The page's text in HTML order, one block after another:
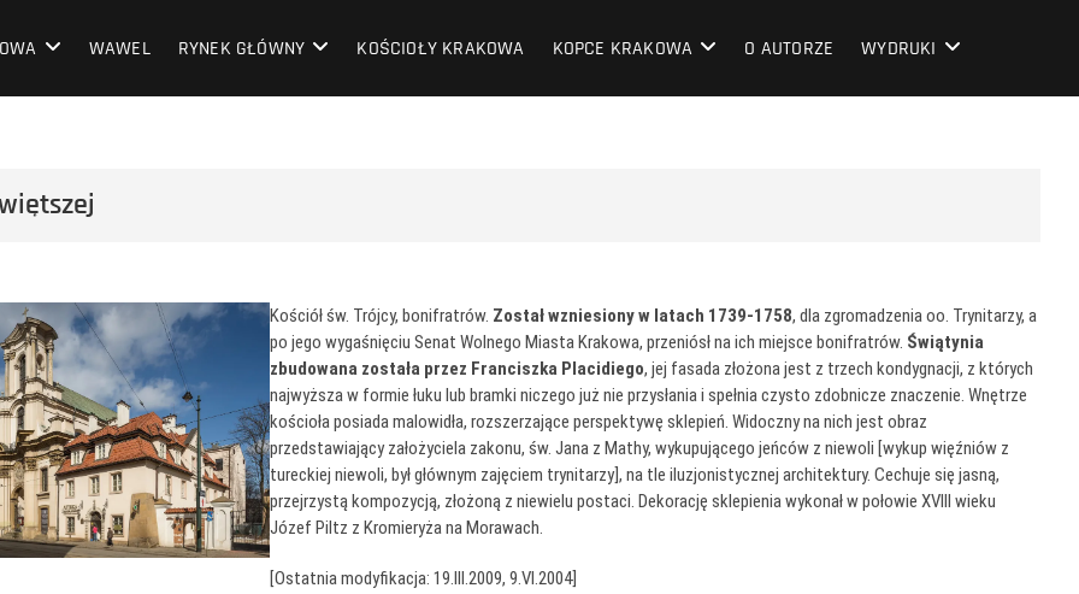
WAWEL RYNEK GŁÓWNY KOŚCIOŁY KRAKOWA KOPCE KRAKOWA O AUTORZE WYDRUKI
Kościół św. Trójcy, bonifratrów. Został wzniesiony w latach 1739-1758, dla zgromadzenia oo. Trynitarzy, a
po jego wygaśnięciu Senat Wolnego Miasta Krakowa, przeniósł na ich miejsce bonifratrów. Świątynia
zbudowana została przez Franciszka Placidiego, jej fasada złożona jest z trzech kondygnacji, z których
najwyższa w formie łuku lub bramki niczego już nie przysłania i spełnia czysto zdobnicze znaczenie. Wnętrze
kościoła posiada malowidła, rozszerzające perspektywę sklepień. Widoczny na nich jest obraz
przedstawiający założyciela zakonu, św. Jana z Mathy, wykupującego jeńców z niewoli [wykup więźniów z
tureckiej niewoli, był głównym zajęciem trynitarzy], na tle iluzjonistycznej architektury. Cechuje się jasną,
przejrzystą kompozycją, złożoną z niewielu postaci. Dekorację sklepienia wykonał w połowie XVIII wieku
Józef Piltz z Kromieryża na Morawach.
[Ostatnia modyfikacja: 19.III.2009, 9.VI.2004]